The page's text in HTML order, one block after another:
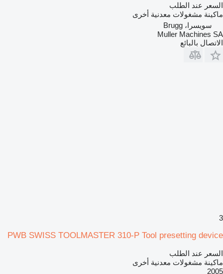
السعر عند الطلب
ماكينة مشغولات معدنية أخرى
سويسرا، Brugg
Muller Machines SA
الاتصال بالبائع
3
PWB SWISS TOOLMASTER 310-P Tool presetting device
السعر عند الطلب
ماكينة مشغولات معدنية أخرى
2005